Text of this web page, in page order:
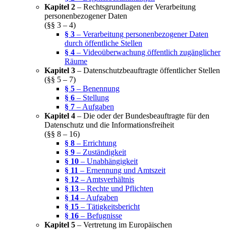
Kapitel 2 – Rechtsgrundlagen der Verarbeitung
personenbezogener Daten
(§§ 3 – 4)
§ 3 – Verarbeitung personenbezogener Daten
durch öffentliche Stellen
§ 4 – Videoüberwachung öffentlich zugänglicher
Räume
Kapitel 3 – Datenschutzbeauftragte öffentlicher Stellen
(§§ 5 – 7)
§ 5 – Benennung
§ 6 – Stellung
§ 7 – Aufgaben
Kapitel 4 – Die oder der Bundesbeauftragte für den
Datenschutz und die Informationsfreiheit
(§§ 8 – 16)
§ 8 – Errichtung
§ 9 – Zuständigkeit
§ 10 – Unabhängigkeit
§ 11 – Ernennung und Amtszeit
§ 12 – Amtsverhältnis
§ 13 – Rechte und Pflichten
§ 14 – Aufgaben
§ 15 – Tätigkeitsbericht
§ 16 – Befugnisse
Kapitel 5 – Vertretung im Europäischen